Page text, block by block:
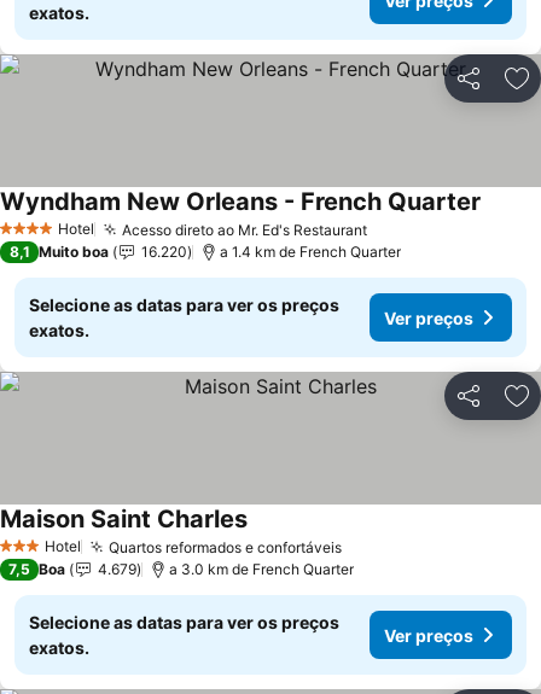
exatos.
Partilhar
4 EstrelasHotel Acesso direto ao Mr. Ed's Restaurant
Wyndham New Orleans - French Quarter
8,1 Muito boa 16.220 a 1.4 km de French Quarter
Selecione as datas para ver os preços
exatos.
Ver preços
Partilhar
3 EstrelasHotel Quartos reformados e confortáveis
Maison Saint Charles
7,5 Boa 4.679 a 3.0 km de French Quarter
Selecione as datas para ver os preços
exatos.
Ver preços